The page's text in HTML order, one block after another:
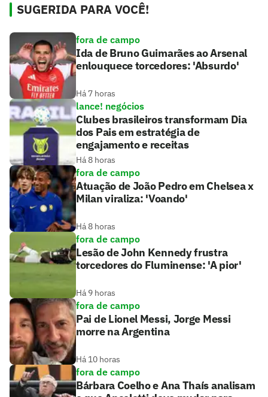
SUGERIDA PARA VOCÊ!
fora de campo
Ida de Bruno Guimarães ao Arsenal
enlouquece torcedores: 'Absurdo'
Há 7 horas
lance! negócios
Clubes brasileiros transformam Dia
dos Pais em estratégia de
engajamento e receitas
Há 8 horas
fora de campo
Atuação de João Pedro em Chelsea x
Milan viraliza: 'Voando'
Há 8 horas
fora de campo
Lesão de John Kennedy frustra
torcedores do Fluminense: 'A pior'
Há 9 horas
fora de campo
Pai de Lionel Messi, Jorge Messi
morre na Argentina
Há 10 horas
fora de campo
Bárbara Coelho e Ana Thaís analisam